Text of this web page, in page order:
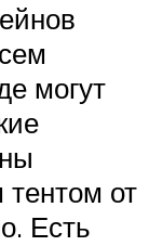
могут
от
Есть